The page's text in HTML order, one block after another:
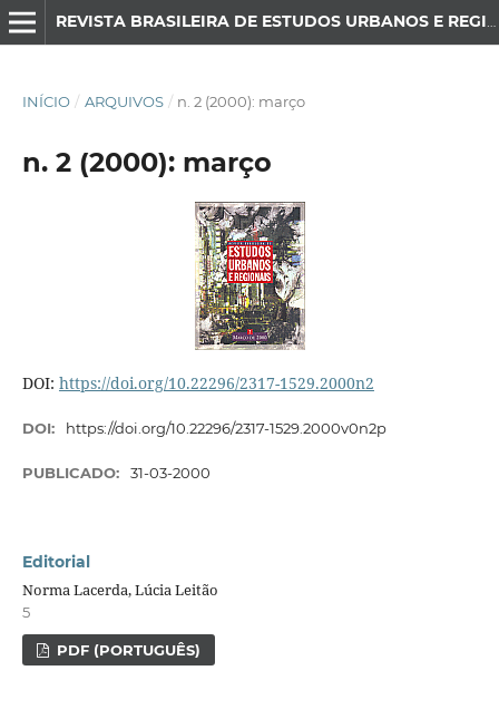
INÍCIO / ARQUIVOS / n. 2 (2000): março
n. 2 (2000): março
DOI: https://doi.org/10.22296/2317-1529.2000n2
DOI: https://doi.org/10.22296/2317-1529.2000v0n2p
PUBLICADO: 31-03-2000
Editorial
Norma Lacerda, Lúcia Leitão
5
PDF (PORTUGUÊS)